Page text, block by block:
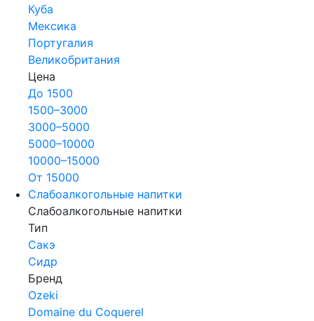
Куба
Мексика
Португалия
Великобритания
Цена
До 1500
1500–3000
3000–5000
5000–10000
10000–15000
От 15000
Слабоалкогольные напитки
Слабоалкогольные напитки
Тип
Сакэ
Сидр
Бренд
Ozeki
Domaine du Coquerel